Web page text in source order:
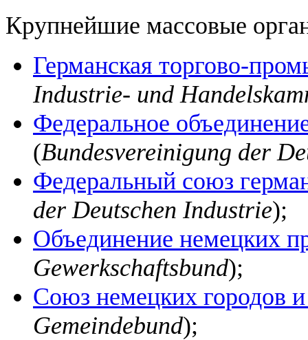
Крупнейшие массовые
Германская торгово-
Industrie- und
Федеральное
(Bundesvereinigung der
Федеральный союз
der Deutschen Industrie);
Объединение немецких
Gewerkschaftsbund);
Союз немецких городов
Gemeindebund);